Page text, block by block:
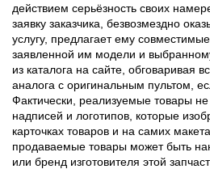
действием серьёзность своих
заявку заказчика, безвозмездно
услугу, предлагает ему
заявленной им модели и
из каталога на сайте, обговаривая
аналога с оригинальным пультом,
Фактически, реализуемые товары
надписей и логотипов, которые
карточках товаров и на самих
продаваемые товары может быть
или бренд изготовителя этой